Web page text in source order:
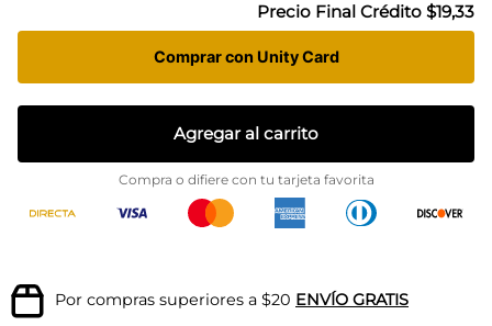
Precio Final Crédito $19,33
Comprar con Unity Card
Agregar al carrito
Compra o difiere con tu tarjeta favorita
Por compras superiores a $20 ENVÍO GRATIS